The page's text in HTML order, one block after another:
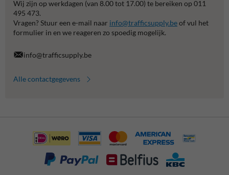
Wij zijn op werkdagen (van 8.00 tot 17.00) te bereiken op 011
495 473.
Vragen? Stuur een e-mail naar info@trafficsupply.beof vul het
formulier in en we reageren zo spoedig mogelijk.
info@trafficsupply.be
Alle contactgegevens